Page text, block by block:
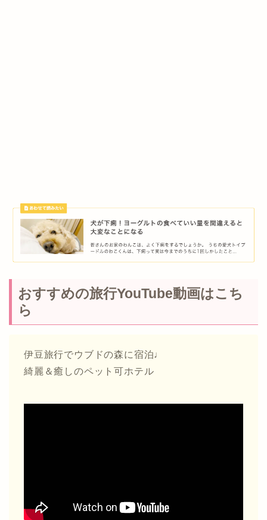
おすすめの旅行YouTube動画はこち
ら
伊豆旅行でウブドの森に宿泊♩
綺麗＆癒しのペット可ホテル